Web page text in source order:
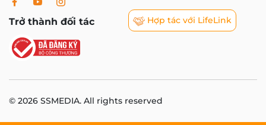
Trở thành đối tác Hợp tác với LifeLink
© 2026 SSMEDIA. All rights reserved